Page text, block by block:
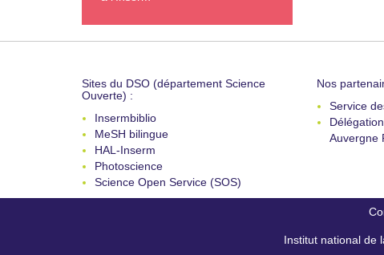
Sites du DSO (département Science
Ouverte) :
Insermbiblio
MeSH bilingue
HAL-Inserm
Photoscience
Science Open Service (SOS)
Nos
Service
Auvergne
Institut national de